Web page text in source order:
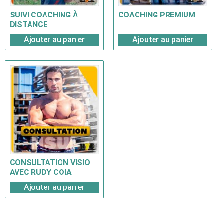
SUIVI COACHING À
DISTANCE
Ajouter au panier
COACHING PREMIUM
Ajouter au panier
CONSULTATION VISIO
AVEC RUDY COIA
Ajouter au panier